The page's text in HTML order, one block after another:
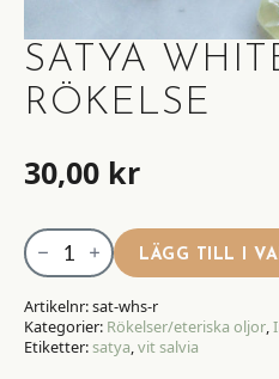
SATYA
RÖKELSE
30,00 kr
Satya
White
Sage
rökelse
LÄGG TILL I
Artikelnr:sat-whs-r
Kategorier: Rökelser/eteriska oljor,
Etiketter:satya,vit salvia